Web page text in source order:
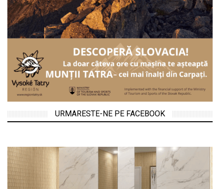
URMARESTE-NE PE FACEBOOK